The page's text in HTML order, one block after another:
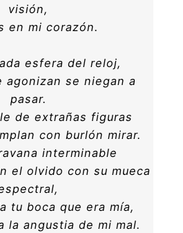
visión,
en mi corazón.
esfera del reloj,
agonizan se niegan a
pasar.
de extrañas figuras
con burlón mirar.
interminable
el olvido con su mueca
tu boca que era mía,
la angustia de mi mal.